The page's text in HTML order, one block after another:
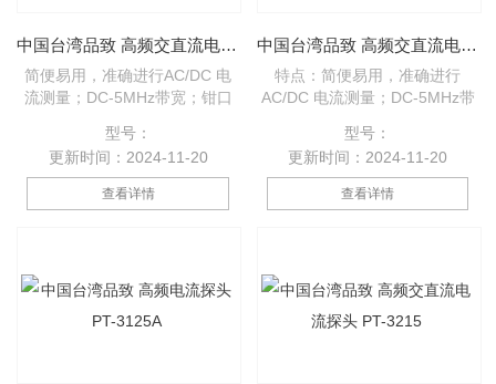
中国台湾品致 高频交直流电流探头 PT-3510A
简便易用，准确进行AC/DC 电
流测量；DC-5MHz带宽；钳口
连接电路；配件包含电源适配
器。
型号：
更新时间：2024-11-20
查看详情
中国台湾品致 高频交直流电流探头 PT-3510
特点：简便易用，准确进行
AC/DC 电流测量；DC-5MHz带
构，简便地连接电路；配件包含
电源适配器。 应用：电源、半导
体器件；逆电器/转换器、电子镇
流装置；工用/消费电子、移动通
型号：
更新时间：2024-11-20
查看详情